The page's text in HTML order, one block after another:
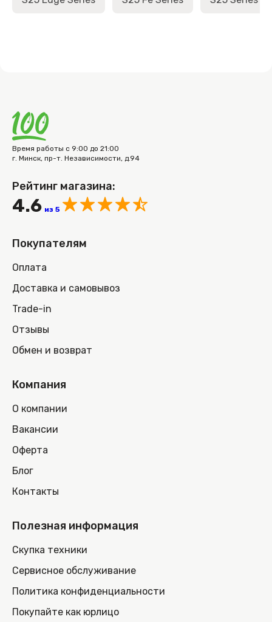
Время работы с 9:00 до 21:00
г. Минск, пр-т. Независимости, д.94
Рейтинг магазина:
4.6 из 5
Покупателям
Оплата
Доставка и самовывоз
Trade-in
Отзывы
Обмен и возврат
Компания
О компании
Вакансии
Оферта
Блог
Контакты
Полезная информация
Скупка техники
Сервисное обслуживание
Политика конфиденциальности
Покупайте как юрлицо